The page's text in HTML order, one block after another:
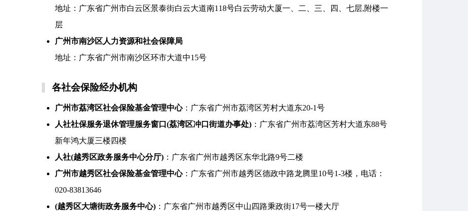
地址：广东省广州市白云区景泰街白云大道南118号白云劳动大厦一、二、三、四、七层,附楼一
层
广州市南沙区人力资源和社会保障局
地址：广东省广州市南沙区环市大道中15号
各社会保险经办机构
广州市荔湾区社会保险基金管理中心：广东省广州市荔湾区芳村大道东20-1号
人社社保服务退休管理服务窗口(荔湾区冲口街道办事处) ：广东省广州市荔湾区芳村大道东88号
新年鸿大厦三楼四楼
人社(越秀区政务服务中心分厅) ：广东省广州市越秀区东华北路9号二楼
广州市越秀区社会保险基金管理中心：广东省广州市越秀区德政中路龙腾里10号1-3楼，电话：
020-83813646
(越秀区大塘街政务服务中心) ：广东省广州市越秀区中山四路秉政街17号一楼大厅